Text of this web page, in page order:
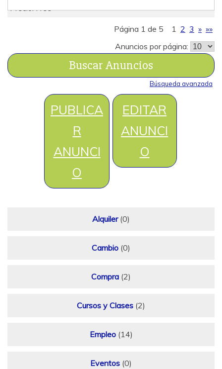
Precio: Free
Página 1 de 5 1 2 3 » »»
Anuncios por página:
Búsqueda avanzada
PUBLICA
R
ANUNCI
O
EDITAR
ANUNCI
O
Alquiler(0)
Cambio (0)
Compra (2)
Cursos y Clases (2)
Empleo(14)
Eventos (0)